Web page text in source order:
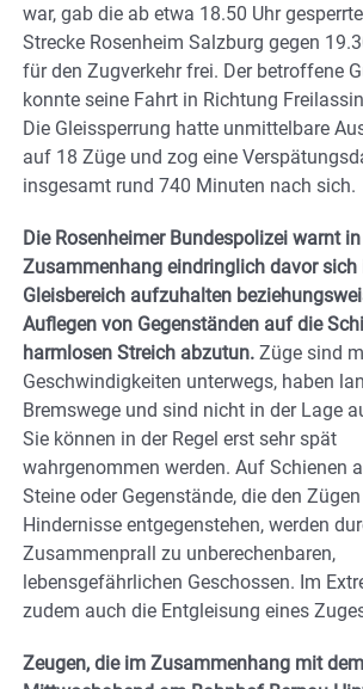
war, gab die ab etwa 18.50 Uhr
Strecke Rosenheim Salzburg gegen
für den Zugverkehr frei. Der betroffene
konnte seine Fahrt in Richtung
Die Gleissperrung hatte unmittelbare
auf 18 Züge und zog eine
insgesamt rund 740 Minuten nach sich.
Die Rosenheimer Bundespolizei warnt
Zusammenhang eindringlich davor sich
Gleisbereich aufzuhalten
Auflegen von Gegenständen auf die
harmlosen Streich abzutun. Züge sind
Geschwindigkeiten unterwegs, haben
Bremswege und sind nicht in der Lage
Sie können in der Regel erst sehr spät
wahrgenommen werden. Auf Schienen
Steine oder Gegenstände, die den
Hindernisse entgegenstehen, werden
Zusammenprall zu unberechenbaren,
lebensgefährlichen Geschossen. Im
zudem auch die Entgleisung eines
Zeugen, die im Zusammenhang mit